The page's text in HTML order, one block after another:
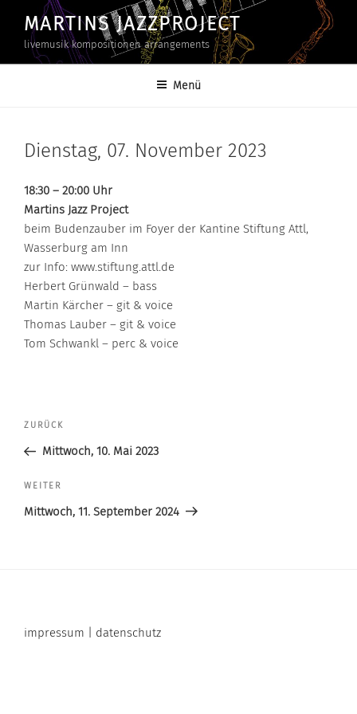
Inhalt
springen
MARTINS JAZZPROJECT
livemusik kompositionen arrangements
Menü
Dienstag, 07. November 2023
18:30 – 20:00 Uhr
Martins Jazz Project
beim Budenzauber im Foyer der Kantine Stiftung Attl,
Wasserburg am Inn
zur Info: www.stiftung.attl.de
Herbert Grünwald – bass
Martin Kärcher – git & voice
Thomas Lauber – git & voice
Tom Schwankl – perc & voice
Beitragsnavigation
Vorheriger
Beitrag
ZURÜCK
Mittwoch, 10. Mai 2023
Nächster
Beitrag
WEITER
Mittwoch, 11. September 2024
impressum | datenschutz